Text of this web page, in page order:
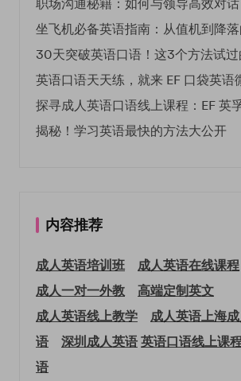
坐飞机必备英语指南：从值机到降
30天突破英语口语！这3个方法试
英语口语天天练，就来 EF 口袋英语
揭秘！学习英语最快的方法大公开
内容推荐
成人英语培训班
成人英语在线课程
成人一对一外教
高端定制英文
成人英语线上教学
成人英语上海
语
深圳成人英语英语口语线上课
语